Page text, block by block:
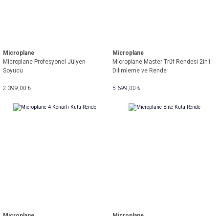
Microplane
Microplane Profesyonel Jülyen
Soyucu
2.399,00 ₺
Microplane
Microplane Master Trüf Rendesi 2in1-
Dilimleme ve Rende
5.699,00 ₺